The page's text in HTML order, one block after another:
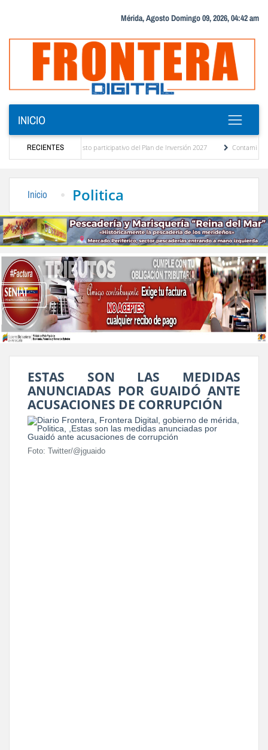
Mérida, Agosto Domingo 09, 2026, 04:42 am
INICIO
RECIENTES
del presupuesto participativo del Plan de Inversión 2027
Contaminación y
Inicio Politica
ESTAS SON LAS MEDIDAS
ANUNCIADAS POR GUAIDÓ ANTE
ACUSACIONES DE CORRUPCIÓN
Foto: Twitter/@jguaido